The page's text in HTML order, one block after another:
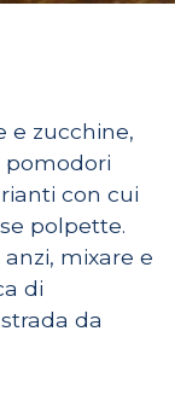
e zucchine,
pomodori
con cui
polpette.
mixare e
di
da